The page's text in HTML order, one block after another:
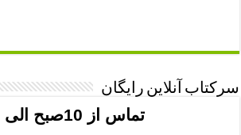
سرکتاب آنلاین رایگان
تماس از 10صبح الی 21